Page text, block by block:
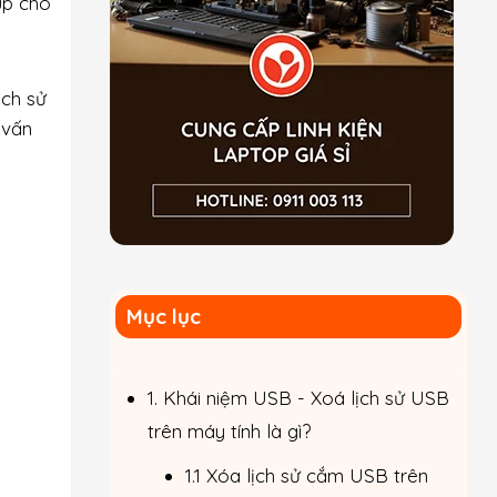
sử
Mục lục
1. Khái niệm USB - Xoá lịch sử USB
trên máy tính là gì?
1.1 Xóa lịch sử cắm USB trên